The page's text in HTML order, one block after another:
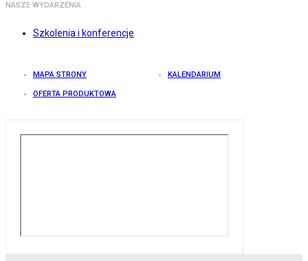
NASZE WYDARZENIA
Szkolenia i konferencje
MAPA STRONY KALENDARIUM
OFERTA PRODUKTOWA